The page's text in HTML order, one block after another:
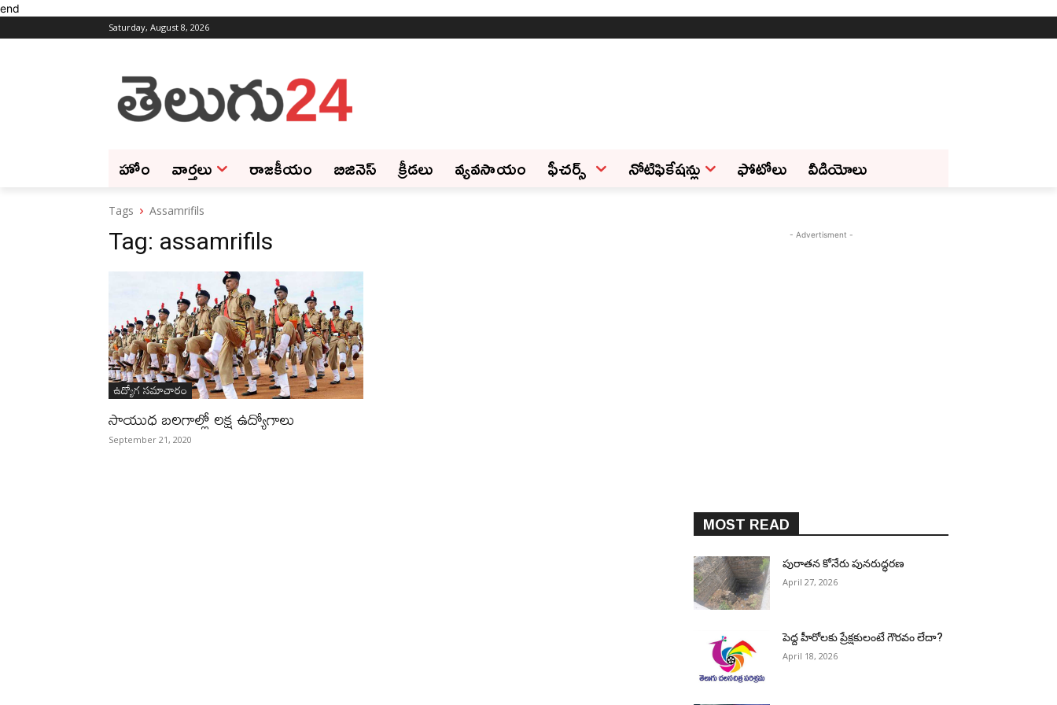
end
Saturday, August 8, 2026
హోం వార్తలు రాజకీయం బిజినెస్‌ క్రీడలు వ్యవసాయం ఫీచ‌ర్స్ ‌ నోటిఫికేషన్లు ఫోటోలు వీడియోలు
Tags Assamrifils
Tag: assamrifils
ఉద్యోగ సమాచారం
సాయుధ బలగాల్లో లక్ష ఉద్యోగాలు
September 21, 2020
- Advertisment -
MOST READ
పురాత‌న కోనేరు పున‌రుద్ధ‌ర‌ణ
April 27, 2026
పెద్ద హీరోల‌కు ప్రేక్ష‌కులంటే గౌర‌వం లేదా?
April 18, 2026